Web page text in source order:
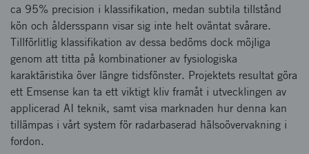
ca 95% precision i klassifikation, medan subtila tillstånd
kön och åldersspann visar sig inte helt oväntat svårare.
Tillförlitlig klassifikation av dessa bedöms dock möjliga
genom att titta på kombinationer av fysiologiska
karaktäristika över längre tidsfönster. Projektets resultat göra
ett Emsense kan ta ett viktigt kliv framåt i utvecklingen av
applicerad AI teknik, samt visa marknaden hur denna kan
tillämpas i vårt system för radarbaserad hälsoövervakning i
fordon.